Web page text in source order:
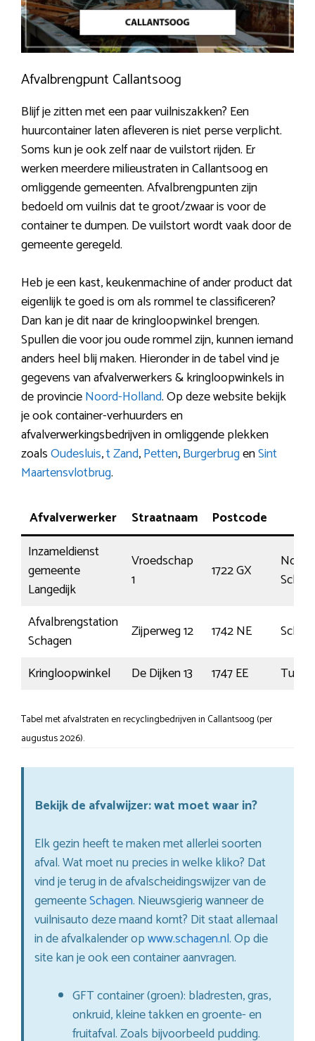
Afvalbrengpunt Callantsoog
Blijf je zitten met een paar vuilniszakken? Een
huurcontainer laten afleveren is niet perse verplicht.
Soms kun je ook zelf naar de vuilstort rijden. Er
werken meerdere milieustraten in Callantsoog en
omliggende gemeenten. Afvalbrengpunten zijn
bedoeld om vuilnis dat te groot/zwaar is voor de
container te dumpen. De vuilstort wordt vaak door de
gemeente geregeld.
Heb je een kast, keukenmachine of ander product dat
eigenlijk te goed is om als rommel te classificeren?
Dan kan je dit naar de kringloopwinkel brengen.
Spullen die voor jou oude rommel zijn, kunnen iemand
anders heel blij maken. Hieronder in de tabel vind je
gegevens van afvalverwerkers & kringloopwinkels in
de provincieNoord-Holland. Op deze website bekijk
je ook container-verhuurders en
afvalverwerkingsbedrijven in omliggende plekken
zoalsOudesluis,t Zand,Petten,BurgerbrugenSint
Maartensvlotbrug.
Afvalverwerker Straatnaam Postcode
Inzameldienst
gemeente
Langedijk
Vroedschap
1
1722 GX
Afvalbrengstation
Schagen
Zijperweg 12 1742 NE
Kringloopwinkel
De Dijken 13 1747 EE
Tabel met afvalstraten en recyclingbedrijven in Callantsoog (per
augustus 2026).
Bekijk de afvalwijzer: wat moet waar in?
Elk gezin heeft te maken met allerlei soorten
afval. Wat moet nu precies in welke kliko? Dat
vind je terug in de afvalscheidingswijzer van de
gemeenteSchagen. Nieuwsgierig wanneer de
vuilnisauto deze maand komt? Dit staat allemaal
in de afvalkalender opwww.schagen.nl. Op die
site kan je ook een container aanvragen.
GFT container (groen): bladresten, gras,
onkruid, kleine takken en groente- en
fruitafval. Zoals bijvoorbeeld pudding.